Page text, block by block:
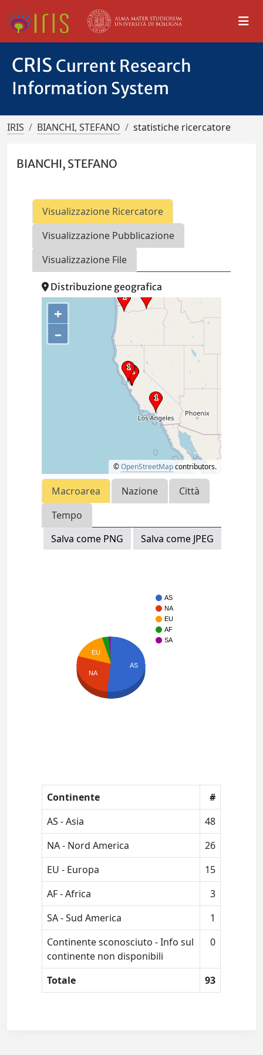
CRIS Current Research
Information System
IRIS BIANCHI, STEFANO statistiche ricercatore
BIANCHI, STEFANO
Visualizzazione Ricercatore
Visualizzazione Pubblicazione
Visualizzazione File
Distribuzione geografica
+
–
©OpenStreetMapcontributors.
Macroarea Nazione
Città
Tempo
Salva come PNG
Salva come JPEG
AS
NA
EU
AF
SA
EU
NA
AS
Continente
#
AS - Asia
48
NA - Nord America
26
EU - Europa
15
AF - Africa
3
SA - Sud America
1
Continente sconosciuto - Info sul
continente non disponibili
0
Totale 93